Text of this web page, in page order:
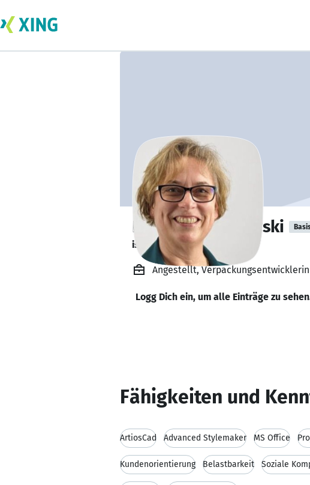
Regina Scharnowski
ist offen für Projekte. 🔎
Angestellt,
Logg Dich ein, um alle Einträge zu
Fähigkeiten und
ArtiosCad Advanced Stylemaker MS Office
Kundenorientierung Belastbarkeit Soziale